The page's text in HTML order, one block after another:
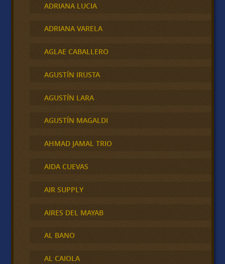
ADRIANA LUCIA
ADRIANA VARELA
AGLAE CABALLERO
AGUSTÍN IRUSTA
AGUSTÍN LARA
AGUSTÍN MAGALDI
AHMAD JAMAL TRIO
AIDA CUEVAS
AIR SUPPLY
AIRES DEL MAYAB
AL BANO
AL CAIOLA